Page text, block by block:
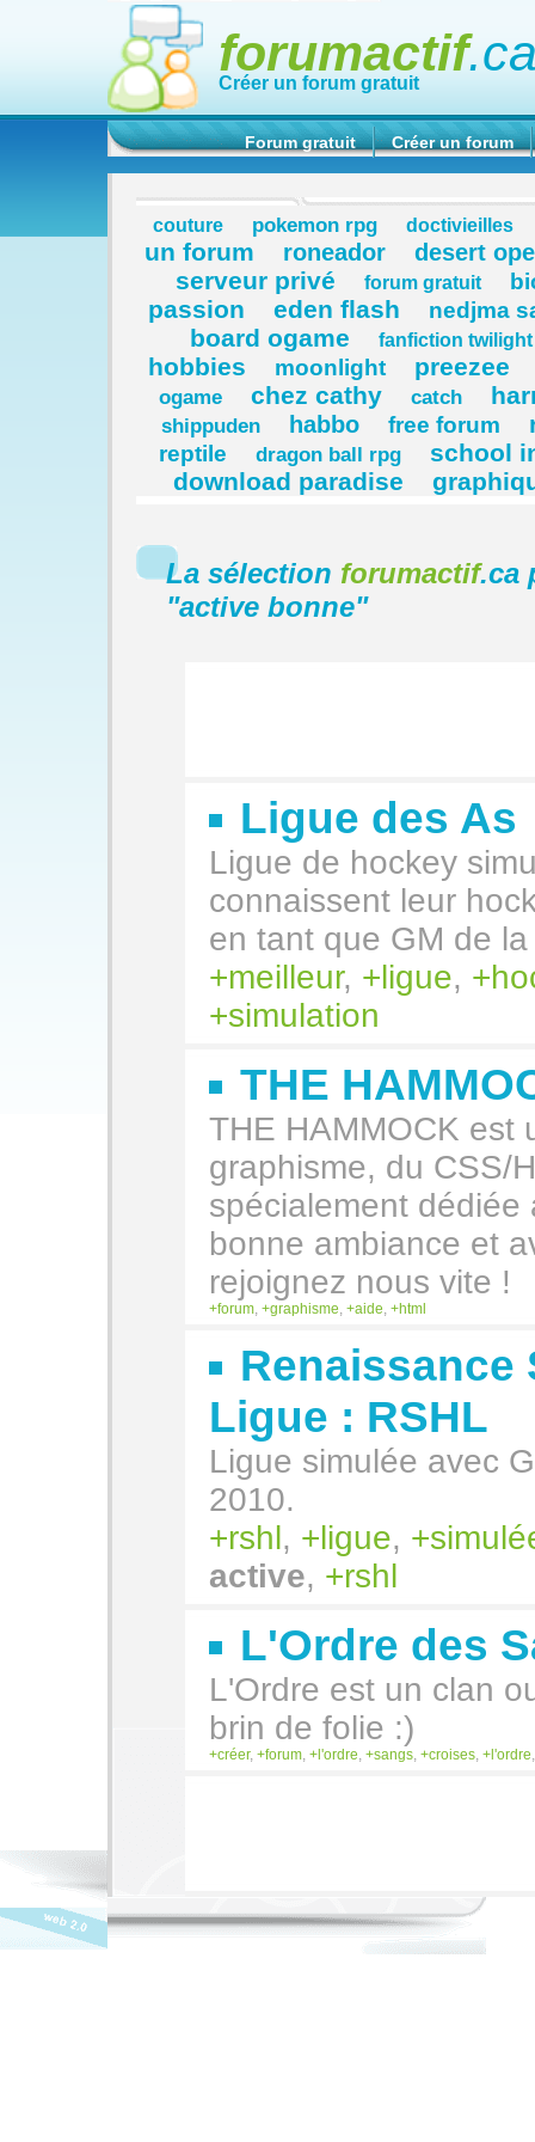
forumactif
Créer un forum gratuit
Forum gratuit Créer un forum
couture pokemon rpg doctivieilles
un forum roneador desert
serveur privé forum gratuit
passion eden flash nedjma
board ogame fanfiction twilight
hobbies moonlight preezee
ogame chez cathy catch
shippuden habbo free forum
reptile dragon ball rpg
school
download paradise
La sélection forumactif.ca
"active bonne"
Ligue des As
Ligue de hockey
connaissent leur
en tant que GM de
meilleur, ligue,
simulation
THE
THE HAMMOCK est
graphisme, du CSS/
spécialement
bonne ambiance et
rejoignez nous vite !
forum graphisme aide html
Renaissance
Ligue : RSHL
Ligue simulée avec
2010.
rshl, ligue,
active, rshl
L'Ordre des
L'Ordre est un clan
brin de folie :)
créer, forum l'ordre sangs croises l'ordre